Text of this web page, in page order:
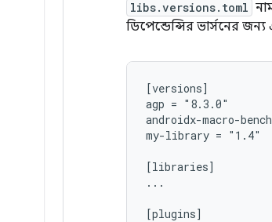
libs.versions.toml
ডিপেন্ডেন্সির ভার্সনের
[versions]
agp = "8.3.0"
androidx-macro-
my-library = "1.4"
[libraries]
...
[plugins]